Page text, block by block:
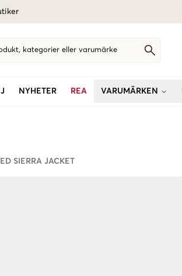
kategorier eller varumärke
NYHETER REA VARUMÄRKEN
SIERRA JACKET